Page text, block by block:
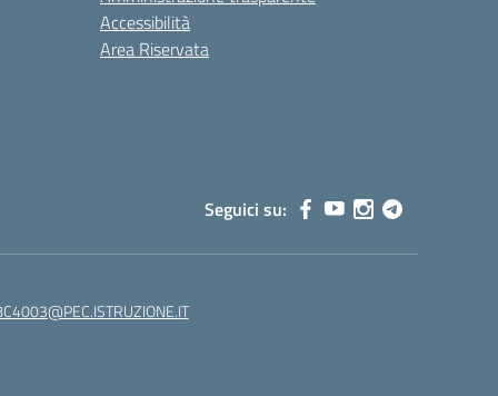
Accessibilità
Area Riservata
Seguici su: